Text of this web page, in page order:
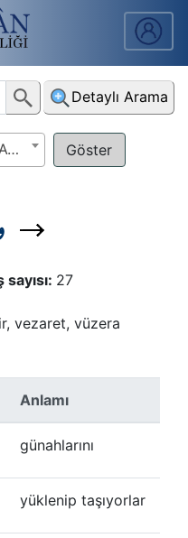
Detaylı Arama
Ayet
و ز ر
27
vezaret, vüzera
Anlamı
günahlarını
yüklenip taşıyorlar